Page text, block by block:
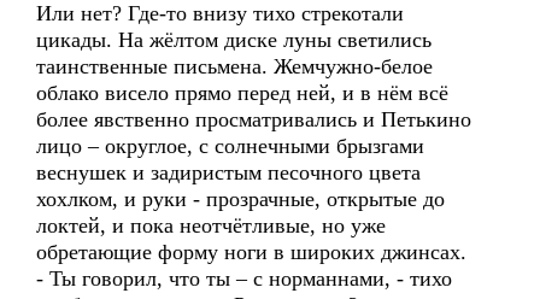
Или нет? Где-то внизу тихо стрекотали
цикады. На жёлтом диске луны светились
таинственные письмена. Жемчужно-белое
облако висело прямо перед ней, и в нём всё
более явственно просматривались и Петькино
лицо – округлое, с солнечными брызгами
веснушек и задиристым песочного цвета
хохлком, и руки - прозрачные, открытые до
локтей, и пока неотчётливые, но уже
обретающие форму ноги в широких джинсах.
- Ты говорил, что ты – с норманнами, - тихо